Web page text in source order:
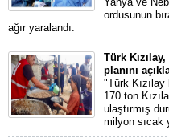
ordusunun
ağır yaralandı.
Türk
planını
"Türk Kızılay
170 ton
ulaştırmış
milyon sıcak